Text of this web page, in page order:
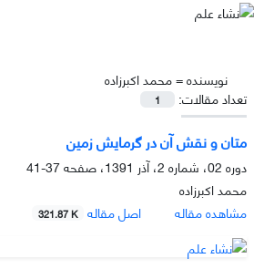
نویسنده =محمد اکبرزاده
تعداد مقالات:
1
متان و نقش آن در گرمایش زمین
دوره 02، شماره 2، آذر 1391، صفحه
37-41
محمد اکبرزاده
مشاهده مقاله
اصل مقاله 321.87 K